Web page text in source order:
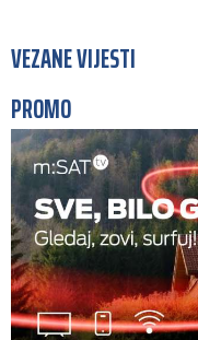
VEZANE VIJESTI
PROMO